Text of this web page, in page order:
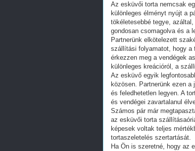
Az esküvői torta nemcsak
különleges élményt nyújt a
tökéletesebbé tegye,
gondosan csomagolva és a
Partnerünk elkötelezett
szállítási folyamatot, hogy a
érkezzen meg a vendégek
különleges kreációról, a
Az esküvő egyik
közösen. Partnerünk ezen
és feledhetetlen legyen. A
és vendégei zavartalanul
Számos pár már
az esküvői torta
képesek voltak teljes
tortaszeletelés szertartását.
Ha Ön is szeretné, hogy az